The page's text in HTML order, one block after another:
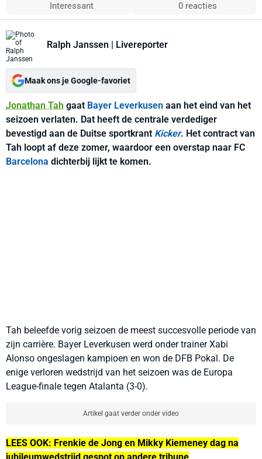
Interessant 0 reacties
Ralph Janssen | Livereporter
Maak ons je Google-favoriet
Jonathan Tah gaat Bayer Leverkusen aan het eind van het
seizoen verlaten. Dat heeft de centrale verdediger
bevestigd aan de Duitse sportkrant Kicker. Het contract van
Tah loopt af deze zomer, waardoor een overstap naar FC
Barcelona dichterbij lijkt te komen.
Tah beleefde vorig seizoen de meest succesvolle periode van
zijn carrière. Bayer Leverkusen werd onder trainer Xabi
Alonso ongeslagen kampioen en won de DFB Pokal. De
enige verloren wedstrijd van het seizoen was de Europa
League-finale tegen Atalanta (3-0).
Artikel gaat verder onder video
LEES OOK: Frenkie de Jong en Mikky Kiemeney dag na